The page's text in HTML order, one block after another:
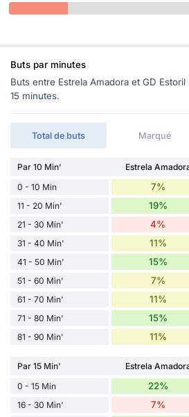
Buts par minutes
Buts entre Estrela Amadora et GD
15 minutes.
Total de buts Marqué
Par 10 Min' Estrela
0 - 10 Min
7%
11 - 20 Min' 19%
21 - 30 Min' 4%
31 - 40 Min' 11%
41 - 50 Min' 15%
51 - 60 Min' 7%
61 - 70 Min' 11%
71 - 80 Min' 15%
81 - 90 Min' 11%
Par 15 Min' Estrela
0 - 15 Min
22%
16 - 30 Min' 7%